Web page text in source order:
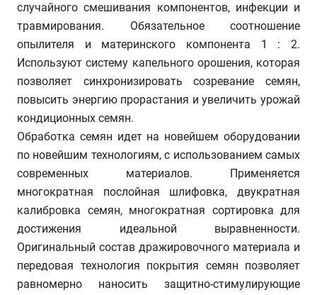
случайного смешивания компонентов, инфекции и
травмирования. Обязательное соотношение
опылителя и материнского компонента 1 : 2.
Используют систему капельного орошения, которая
позволяет синхронизировать созревание семян,
повысить энергию прорастания и увеличить урожай
кондиционных семян.
Обработка семян идет на новейшем оборудовании
по новейшим технологиям, с использованием самых
современных материалов. Применяется
многократная послойная шлифовка, двукратная
калибровка семян, многократная сортировка для
достижения идеальной выравненности.
Оригинальный состав дражировочного материала и
передовая технология покрытия семян позволяет
равномерно наносить защитно-стимулирующие